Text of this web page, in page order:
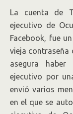
La cuenta de
ejecutivo de
Facebook, fue
vieja contraseña
asegura
ejecutivo por
envió varios
en el que se